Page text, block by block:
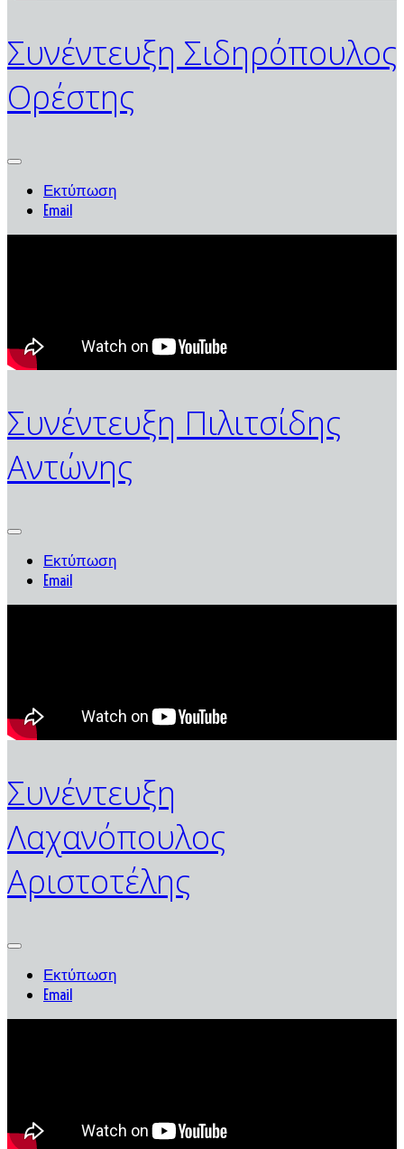
Συνέντευξη Σιδηρόπουλος
Ορέστης
Εκτύπωση
Email
Συνέντευξη Πιλιτσίδης
Αντώνης
Εκτύπωση
Email
Συνέντευξη
Λαχανόπουλος
Αριστοτέλης
Εκτύπωση
Email